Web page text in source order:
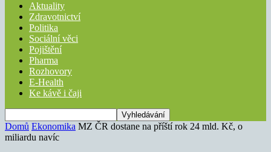
Aktuality
Zdravotnictví
Politika
Sociální věci
Pojištění
Pharma
Rozhovory
E-Health
Ke kávě i čaji
Domů Ekonomika MZ ČR dostane na příští rok 24 mld. Kč, o
miliardu navíc